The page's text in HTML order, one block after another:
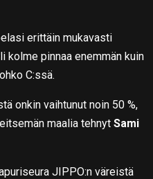
erittäin mukavasti
kolme pinnaa enemmän kuin
C:ssä.
onkin vaihtunut noin 50 %,
maalia tehnytSami
JIPPO:n väreistä